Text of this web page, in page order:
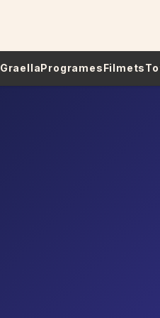
GraellaProgramesFilmets